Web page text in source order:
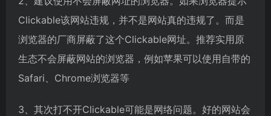
Clickable该网站违规，并不是网站真的违规了。而是
浏览器的厂商屏蔽了这个Clickable网址。推荐实用原
生态不会屏蔽网站的浏览器，例如苹果可以使用自带的
Safari、Chrome浏览器等
3、其次打不开Clickable可能是网络问题。好的网站会